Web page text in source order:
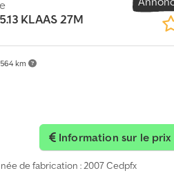
: VBP-12-B
km
KLAAS 27M
Information sur le prix
de fabrication : 2007 Cedpfx